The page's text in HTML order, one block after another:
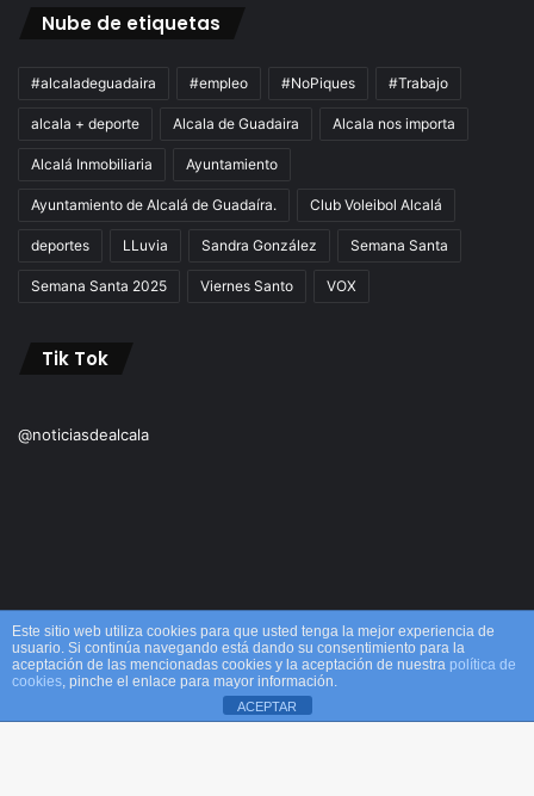
Nube de etiquetas
#alcaladeguadaira #empleo #NoPiques #Trabajo
alcala + deporte Alcala de Guadaira Alcala nos importa
Alcalá Inmobiliaria Ayuntamiento
Ayuntamiento de Alcalá de Guadaíra. Club Voleibol Alcalá
deportes LLuvia Sandra González Semana Santa
Semana Santa 2025 Viernes Santo VOX
Tik Tok
@noticiasdealcala
© Copyright 2026, Todos los derechos reservados M&M |
Alcalá
Facebook X WhatsApp Telegram Viber
Este sitio web utiliza cookies para que usted tenga la mejor experiencia de
usuario. Si continúa navegando está dando su consentimiento para la
aceptación de las mencionadas cookies y la aceptación de nuestra política de
cookies, pinche el enlace para mayor información.
ACEPTAR